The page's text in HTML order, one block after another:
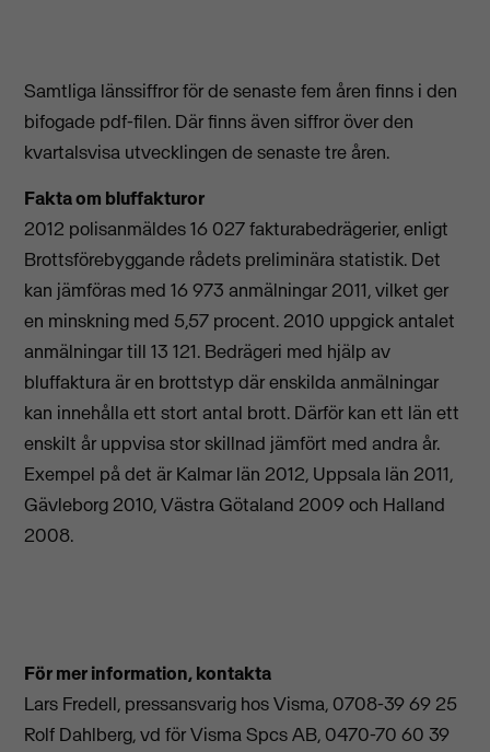
Samtliga länssiffror för de senaste fem åren finns i den
bifogade pdf-filen. Där finns även siffror över den
kvartalsvisa utvecklingen de senaste tre åren.
Fakta om bluffakturor
2012 polisanmäldes 16 027 fakturabedrägerier, enligt
Brottsförebyggande rådets preliminära statistik. Det
kan jämföras med 16 973 anmälningar 2011, vilket ger
en minskning med 5,57 procent. 2010 uppgick antalet
anmälningar till 13 121. Bedrägeri med hjälp av
bluffaktura är en brottstyp där enskilda anmälningar
kan innehålla ett stort antal brott. Därför kan ett län ett
enskilt år uppvisa stor skillnad jämfört med andra år.
Exempel på det är Kalmar län 2012, Uppsala län 2011,
Gävleborg 2010, Västra Götaland 2009 och Halland
2008.
För mer information, kontakta
Lars Fredell, pressansvarig hos Visma, 0708-39 69 25
Rolf Dahlberg, vd för Visma Spcs AB, 0470-70 60 39